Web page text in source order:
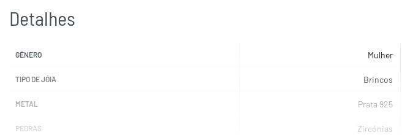
Detalhes
GÉNERO Mulher
TIPO DE JÓIA Brincos
METAL Prata 925
PEDRAS Zircónias